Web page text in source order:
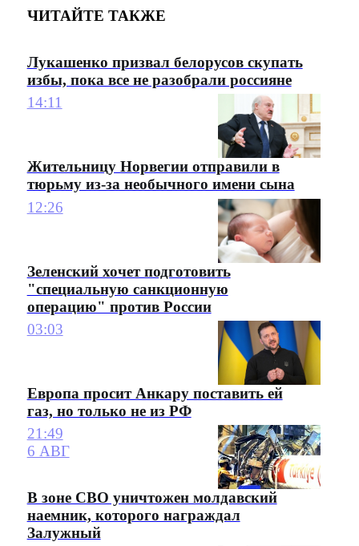
ЧИТАЙТЕ ТАКЖЕ
Лукашенко призвал белорусов скупать
избы, пока все не разобрали россияне
14:11
Жительницу Норвегии отправили в
тюрьму из-за необычного имени сына
12:26
Зеленский хочет подготовить
"специальную санкционную
операцию" против России
03:03
Европа просит Анкару поставить ей
газ, но только не из РФ
21:49
6 АВГ
В зоне СВО уничтожен молдавский
наемник, которого награждал
Залужный